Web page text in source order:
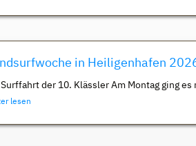
in Heiligenhafen
der 10. Klässler Am Montag ging es
lesen